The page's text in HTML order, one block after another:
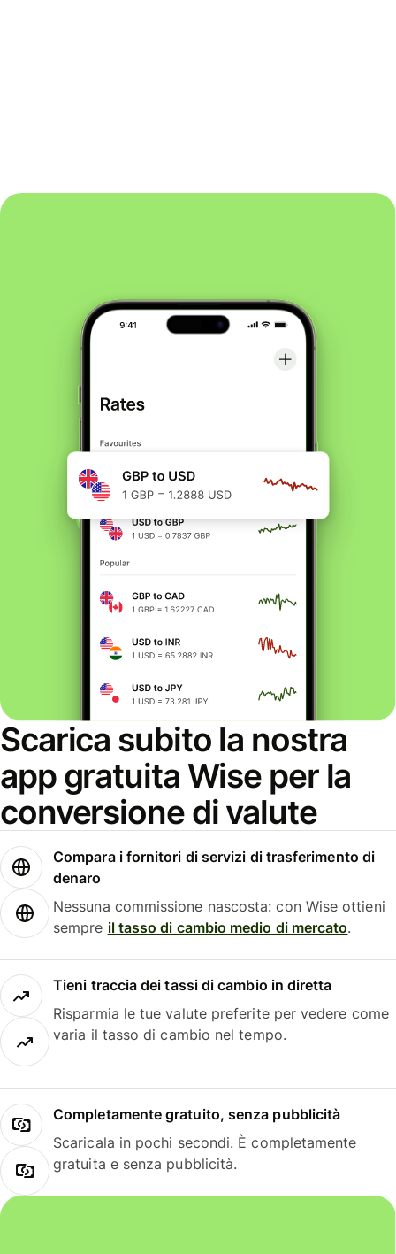
Scarica subito la nostra
app gratuita Wise per la
conversione di valute
Compara i fornitori di servizi di trasferimento di
denaro
Nessuna commissione nascosta: con Wise ottieni
sempre il tasso di cambio medio di mercato.
Tieni traccia dei tassi di cambio in diretta
Risparmia le tue valute preferite per vedere come
varia il tasso di cambio nel tempo.
Completamente gratuito, senza pubblicità
Scaricala in pochi secondi. È completamente
gratuita e senza pubblicità.